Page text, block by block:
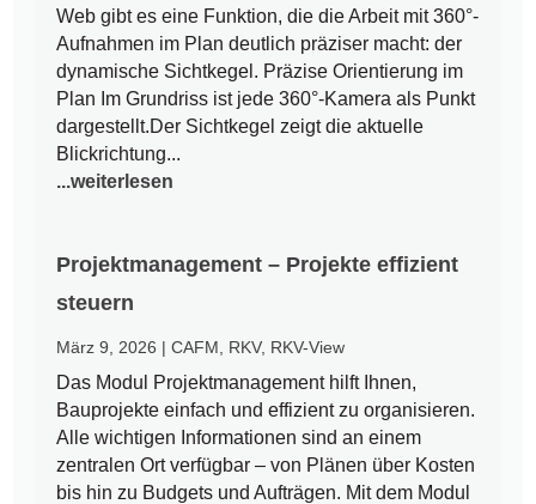
Web gibt es eine Funktion, die die Arbeit mit 360°-
Aufnahmen im Plan deutlich präziser macht: der
dynamische Sichtkegel. Präzise Orientierung im
Plan Im Grundriss ist jede 360°-Kamera als Punkt
dargestellt.Der Sichtkegel zeigt die aktuelle
Blickrichtung...
...weiterlesen
Projektmanagement – Projekte effizient
steuern
März 9, 2026 |CAFM RKV, RKV-View
Das Modul Projektmanagement hilft Ihnen,
Bauprojekte einfach und effizient zu organisieren.
Alle wichtigen Informationen sind an einem
zentralen Ort verfügbar – von Plänen über Kosten
bis hin zu Budgets und Aufträgen. Mit dem Modul